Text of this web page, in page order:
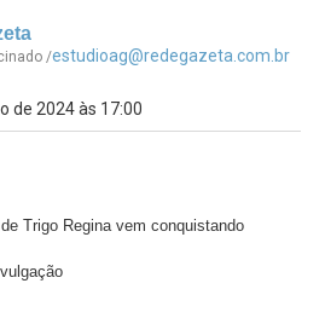
/estudioag@redegazeta.com.br
de 2024 às 17:00
Trigo Regina vem conquistando